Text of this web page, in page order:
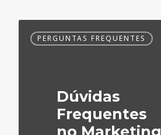
Frequentes
PERGUNTAS FREQUENTES
Dúvidas
Frequentes
no Marketing